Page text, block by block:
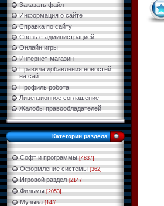
Заказать файл
Информация о сайте
Справка по сайту
Связь с администрацией
Онлайн игры
Интернет-магазин
Правила добавления новостей
на сайт
Профиль робота
Лицензионное соглашение
Жалобы правообладателей
Категории раздела
Софт и программы [4837]
Оформление системы [362]
Игровой раздел [2147]
Фильмы [2053]
Музыка [143]